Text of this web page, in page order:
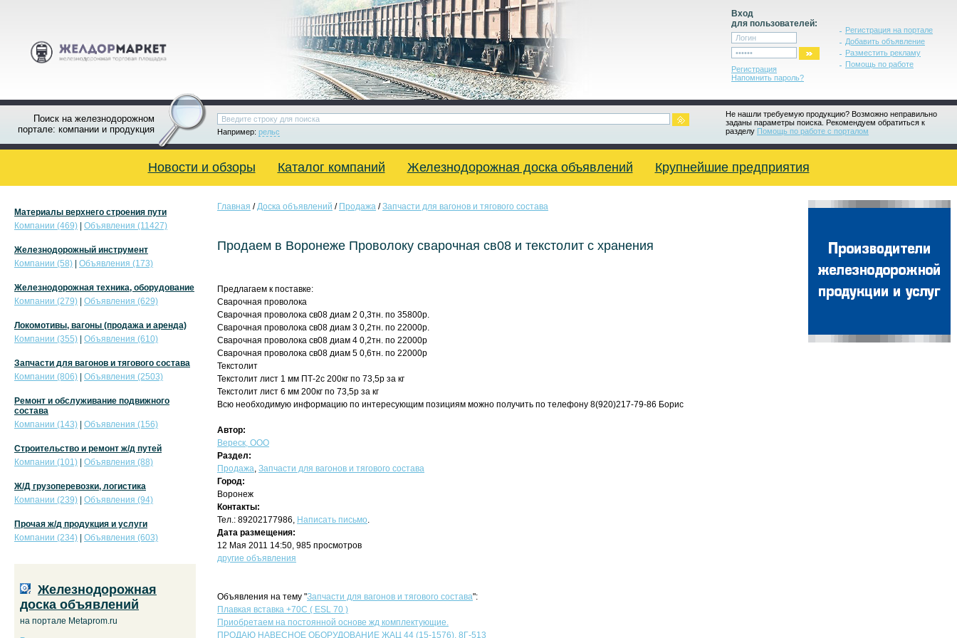
Вход
для пользователей:
Регистрация
Напомнить пароль?
Регистрация на портале
Добавить объявление
Разместить рекламу
Помощь по работе
Поиск на железнодорожном
портале: компании и продукция
Не нашли требуемую продукцию? Возможно неправильно
заданы параметры поиска. Рекомендуем обратиться к
разделу Помощь по работе с порталом
Например: рельс
Новости и обзоры Каталог компаний Железнодорожная доска объявлений Крупнейшие предприятия
Главная /Доска объявлений / Продажа /Запчасти для вагонов и тягового состава
Продаем в Воронеже Проволоку сварочная св08 и текстолит с хранения
Предлагаем к поставке:
Сварочная проволока
Сварочная проволока св08 диам 2 0,3тн. по 35800р.
Сварочная проволока св08 диам 3 0,2тн. по 22000р.
Сварочная проволока св08 диам 4 0,2тн. по 22000р
Сварочная проволока св08 диам 5 0,6тн. по 22000р
Текстолит
Текстолит лист 1 мм ПТ-2с 200кг по 73,5р за кг
Текстолит лист 6 мм 200кг по 73,5р за кг
Всю необходимую информацию по интересующим позициям можно получить по телефону 8(920)217-79-86 Борис
Автор:
Вереск, ООО
Раздел:
Продажа, Запчасти для вагонов и тягового состава
Город:
Воронеж
Контакты:
Тел.: 89202177986, Написать письмо.
Дата размещения:
12 Мая 2011 14:50, 985 просмотров
другие объявления
Объявления на тему "Запчасти для вагонов и тягового состава":
Плавкая вставка +70С ( ESL 70 )
Приобретаем на постоянной основе жд комплектующие.
ПРОДАЮ НАВЕСНОЕ ОБОРУДОВАНИЕ ЖАЦ 44 (15-1576), 8Г-513
Материалы верхнего строения пути
Компании (469)
Объявления (11427)
Железнодорожный инструмент
Компании (58)
Объявления (173)
Железнодорожная техника, оборудование
Компании (279)
Объявления (629)
Локомотивы, вагоны (продажа и аренда)
Компании (355)
Объявления (610)
Запчасти для вагонов и тягового состава
Компании (806)
Объявления (2503)
Ремонт и обслуживание подвижного
состава
Компании (143)
Объявления (156)
Строительство и ремонт ж/д путей
Компании (101)
Объявления (88)
Ж/Д грузоперевозки, логистика
Компании (239)
Объявления (94)
Прочая ж/д продукция и услуги
Компании (234)
Объявления (603)
Железнодорожная
доска объявлений
на портале Metaprom.ru